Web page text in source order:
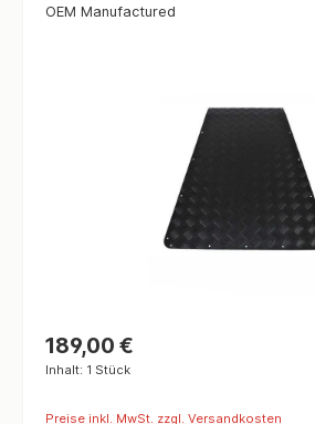
OEM Manufactured
189,00 €
Inhalt: 1 Stück
Preise inkl. MwSt. zzgl. Versandkosten